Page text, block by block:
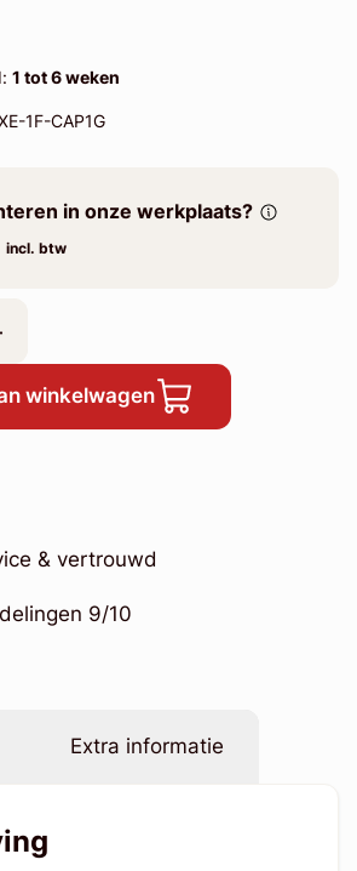
1 tot 6 weken
1F-CAP1G
in onze werkplaats?
incl. btw
winkelwagen
& vertrouwd
9/10
Extra informatie